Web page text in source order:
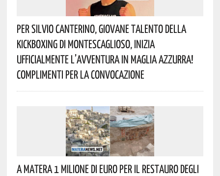
Per Silvio Canterino, Giovane Talento Della
Kickboxing Di Montescaglioso, Inizia
Ufficialmente L’avventura In Maglia Azzurra!
Complimenti Per La Convocazione
A Matera 1 Milione Di Euro Per Il Restauro Degli